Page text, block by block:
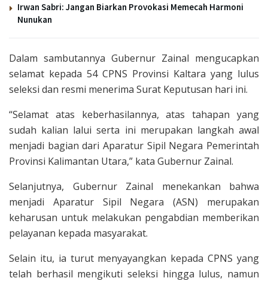
Irwan Sabri: Jangan Biarkan Provokasi Memecah Harmoni
Nunukan
Dalam sambutannya Gubernur Zainal mengucapkan
selamat kepada 54 CPNS Provinsi Kaltara yang lulus
seleksi dan resmi menerima Surat Keputusan hari ini.
“Selamat atas keberhasilannya, atas tahapan yang
sudah kalian lalui serta ini merupakan langkah awal
menjadi bagian dari Aparatur Sipil Negara Pemerintah
Provinsi Kalimantan Utara,” kata Gubernur Zainal.
Selanjutnya, Gubernur Zainal menekankan bahwa
menjadi Aparatur Sipil Negara (ASN) merupakan
keharusan untuk melakukan pengabdian memberikan
pelayanan kepada masyarakat.
Selain itu, ia turut menyayangkan kepada CPNS yang
telah berhasil mengikuti seleksi hingga lulus, namun